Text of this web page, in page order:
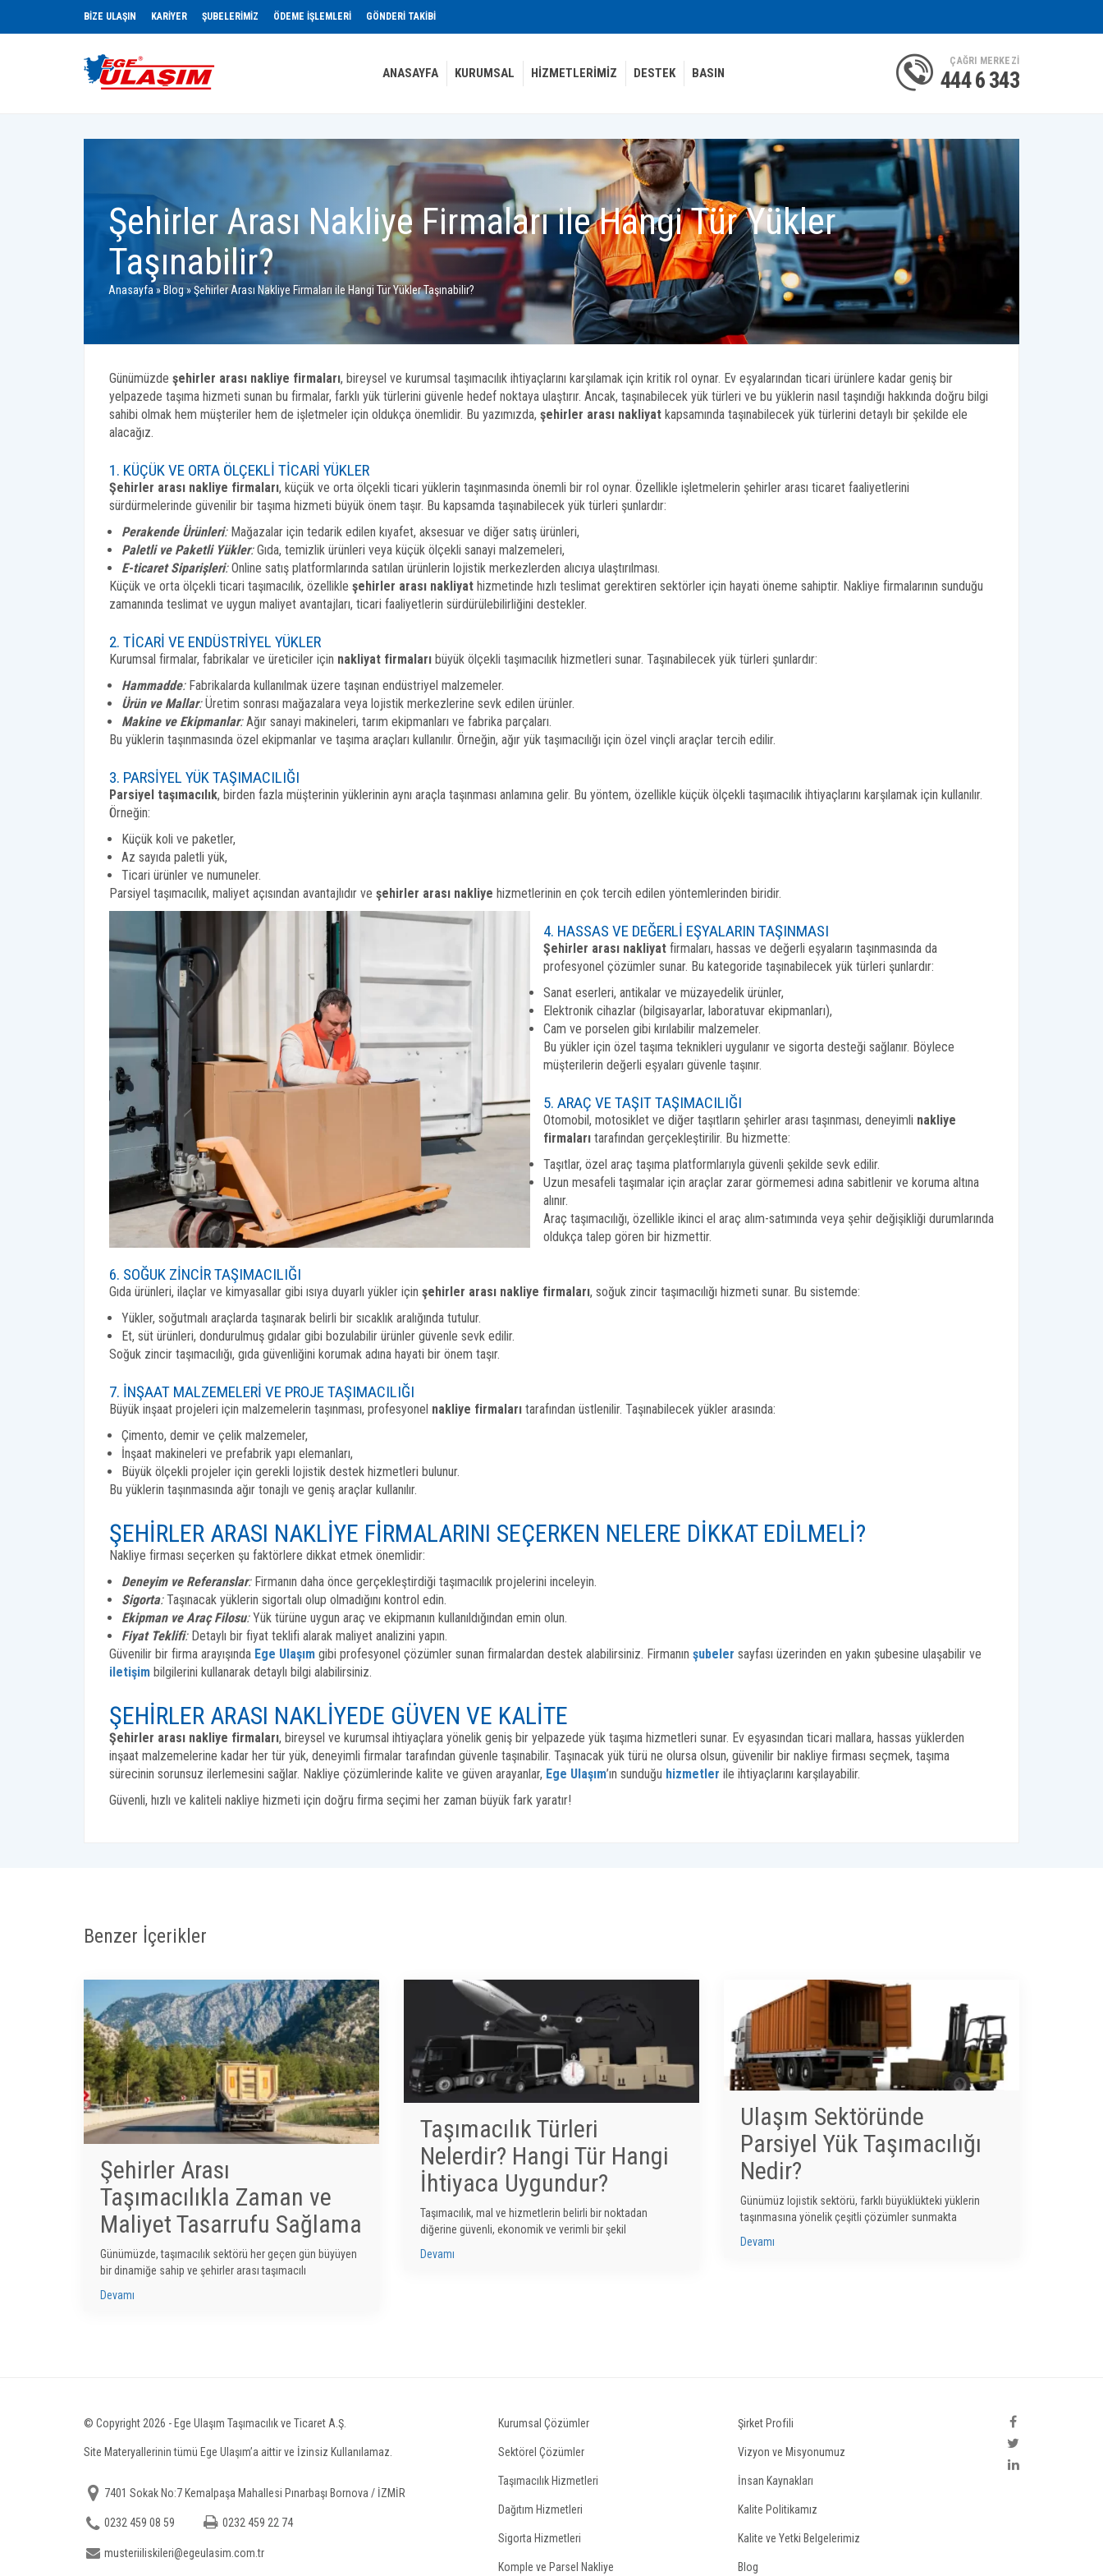
BİZE ULAŞIN KARİYER ŞUBELERIMIZ ÖDEME İŞLEMLERI GÖNDERI TAKIBI
ÇAĞRI MERKEZİ
444 6 343
ANASAYFA KURUMSAL HIZMETLERIMIZ DESTEK BASIN
Şehirler Arası Nakliye Firmaları ile Hangi Tür Yükler
Taşınabilir?
Anasayfa »Blog»Şehirler Arası Nakliye Firmaları ile Hangi Tür Yükler Taşınabilir?
Günümüzde şehirler arası nakliye firmaları, bireysel ve kurumsal taşımacılık ihtiyaçlarını karşılamak için kritik rol oynar. Ev eşyalarından ticari ürünlere kadar geniş bir
yelpazede taşıma hizmeti sunan bu firmalar, farklı yük türlerini güvenle hedef noktaya ulaştırır. Ancak, taşınabilecek yük türleri ve bu yüklerin nasıl taşındığı hakkında doğru bilgi
sahibi olmak hem müşteriler hem de işletmeler için oldukça önemlidir. Bu yazımızda, şehirler arası nakliyat kapsamında taşınabilecek yük türlerini detaylı bir şekilde ele
alacağız.
1. KÜÇÜK VE ORTA ÖLÇEKLI TICARI YÜKLER
Şehirler arası nakliye firmaları, küçük ve orta ölçekli ticari yüklerin taşınmasında önemli bir rol oynar. Özellikle işletmelerin şehirler arası ticaret faaliyetlerini
sürdürmelerinde güvenilir bir taşıma hizmeti büyük önem taşır. Bu kapsamda taşınabilecek yük türleri şunlardır:
Perakende Ürünleri: Mağazalar için tedarik edilen kıyafet, aksesuar ve diğer satış ürünleri,
Paletli ve Paketli Yükler:Gıda, temizlik ürünleri veya küçük ölçekli sanayi malzemeleri,
E-ticaret Siparişleri:Online satış platformlarında satılan ürünlerin lojistik merkezlerden alıcıya ulaştırılması.
Küçük ve orta ölçekli ticari taşımacılık, özellikle şehirler arası nakliyat hizmetinde hızlı teslimat gerektiren sektörler için hayati öneme sahiptir. Nakliye firmalarının sunduğu
zamanında teslimat ve uygun maliyet avantajları, ticari faaliyetlerin sürdürülebilirliğini destekler.
2. TICARI VE ENDÜSTRIYEL YÜKLER
Kurumsal firmalar, fabrikalar ve üreticiler için nakliyat firmaları büyük ölçekli taşımacılık hizmetleri sunar. Taşınabilecek yük türleri şunlardır:
Hammadde: Fabrikalarda kullanılmak üzere taşınan endüstriyel malzemeler.
Ürün ve Mallar:Üretim sonrası mağazalara veya lojistik merkezlerine sevk edilen ürünler.
Makine ve Ekipmanlar:Ağır sanayi makineleri, tarım ekipmanları ve fabrika parçaları.
Bu yüklerin taşınmasında özel ekipmanlar ve taşıma araçları kullanılır. Örneğin, ağır yük taşımacılığı için özel vinçli araçlar tercih edilir.
3. PARSIYEL YÜK TAŞIMACILIĞI
Parsiyel taşımacılık, birden fazla müşterinin yüklerinin aynı araçla taşınması anlamına gelir. Bu yöntem, özellikle küçük ölçekli taşımacılık ihtiyaçlarını karşılamak için kullanılır.
Örneğin:
Küçük koli ve paketler,
Az sayıda paletli yük,
Ticari ürünler ve numuneler.
Parsiyel taşımacılık, maliyet açısından avantajlıdır ve şehirler arası nakliye hizmetlerinin en çok tercih edilen yöntemlerinden biridir.
4. HASSAS VE DEĞERLI EŞYALARIN TAŞINMASI
Şehirler arası nakliyat firmaları, hassas ve değerli eşyaların taşınmasında da
profesyonel çözümler sunar. Bu kategoride taşınabilecek yük türleri şunlardır:
Sanat eserleri, antikalar ve müzayedelik ürünler,
Elektronik cihazlar (bilgisayarlar, laboratuvar ekipmanları),
Cam ve porselen gibi kırılabilir malzemeler.
Bu yükler için özel taşıma teknikleri uygulanır ve sigorta desteği sağlanır. Böylece
müşterilerin değerli eşyaları güvenle taşınır.
5. ARAÇ VE TAŞIT TAŞIMACILIĞI
Otomobil, motosiklet ve diğer taşıtların şehirler arası taşınması, deneyimli nakliye
firmaları tarafından gerçekleştirilir. Bu hizmette:
Taşıtlar, özel araç taşıma platformlarıyla güvenli şekilde sevk edilir.
Uzun mesafeli taşımalar için araçlar zarar görmemesi adına sabitlenir ve koruma altına
alınır.
Araç taşımacılığı, özellikle ikinci el araç alım-satımında veya şehir değişikliği durumlarında
oldukça talep gören bir hizmettir.
6. SOĞUK ZINCIR TAŞIMACILIĞI
Gıda ürünleri, ilaçlar ve kimyasallar gibi ısıya duyarlı yükler için şehirler arası nakliye firmaları, soğuk zincir taşımacılığı hizmeti sunar. Bu sistemde:
Yükler, soğutmalı araçlarda taşınarak belirli bir sıcaklık aralığında tutulur.
Et, süt ürünleri, dondurulmuş gıdalar gibi bozulabilir ürünler güvenle sevk edilir.
Soğuk zincir taşımacılığı, gıda güvenliğini korumak adına hayati bir önem taşır.
7. İNŞAAT MALZEMELERI VE PROJE TAŞIMACILIĞI
Büyük inşaat projeleri için malzemelerin taşınması, profesyonel nakliye firmaları tarafından üstlenilir. Taşınabilecek yükler arasında:
Çimento, demir ve çelik malzemeler,
İnşaat makineleri ve prefabrik yapı elemanları,
Büyük ölçekli projeler için gerekli lojistik destek hizmetleri bulunur.
Bu yüklerin taşınmasında ağır tonajlı ve geniş araçlar kullanılır.
ŞEHIRLER ARASI NAKLIYE FIRMALARINI SEÇERKEN NELERE DIKKAT EDILMELI?
Nakliye firması seçerken şu faktörlere dikkat etmek önemlidir:
Deneyim ve Referanslar: Firmanın daha önce gerçekleştirdiği taşımacılık projelerini inceleyin.
Sigorta:Taşınacak yüklerin sigortalı olup olmadığını kontrol edin.
Ekipman ve Araç Filosu:Yük türüne uygun araç ve ekipmanın kullanıldığından emin olun.
Fiyat Teklifi: Detaylı bir fiyat teklifi alarak maliyet analizini yapın.
Güvenilir bir firma arayışında Ege Ulaşım gibi profesyonel çözümler sunan firmalardan destek alabilirsiniz. Firmanın şubeler sayfası üzerinden en yakın şubesine ulaşabilir ve
iletişim bilgilerini kullanarak detaylı bilgi alabilirsiniz.
ŞEHIRLER ARASI NAKLIYEDE GÜVEN VE KALITE
Şehirler arası nakliye firmaları, bireysel ve kurumsal ihtiyaçlara yönelik geniş bir yelpazede yük taşıma hizmetleri sunar. Ev eşyasından ticari mallara, hassas yüklerden
inşaat malzemelerine kadar her tür yük, deneyimli firmalar tarafından güvenle taşınabilir. Taşınacak yük türü ne olursa olsun, güvenilir bir nakliye firması seçmek, taşıma
sürecinin sorunsuz ilerlemesini sağlar. Nakliye çözümlerinde kalite ve güven arayanlar, Ege Ulaşım’ın sunduğu hizmetler ile ihtiyaçlarını karşılayabilir.
Güvenli, hızlı ve kaliteli nakliye hizmeti için doğru firma seçimi her zaman büyük fark yaratır!
Benzer İçerikler
Şehirler Arası
Taşımacılıkla Zaman ve
Maliyet Tasarrufu Sağlama
Günümüzde, taşımacılık sektörü her geçen gün büyüyen
bir dinamiğe sahip ve şehirler arası taşımacılı
Devamı
Taşımacılık Türleri
Nelerdir? Hangi Tür Hangi
İhtiyaca Uygundur?
Taşımacılık, mal ve hizmetlerin belirli bir noktadan
diğerine güvenli, ekonomik ve verimli bir şekil
Devamı
Ulaşım Sektöründe
Parsiyel Yük Taşımacılığı
Nedir?
Günümüz lojistik sektörü, farklı büyüklükteki yüklerin
taşınmasına yönelik çeşitli çözümler sunmakta
Devamı
© Copyright 2026 - Ege Ulaşım Taşımacılık ve Ticaret A.Ş.
Site Materyallerinin tümü Ege Ulaşım’a aittir ve İzinsiz Kullanılamaz.
7401 Sokak No:7 Kemalpaşa Mahallesi Pınarbaşı Bornova / İZMİR
0232 459 08 59 0232 459 22 74
musteriiliskileri@egeulasim.com.tr
Kurumsal Çözümler
Sektörel Çözümler
Taşımacılık Hizmetleri
Dağıtım Hizmetleri
Sigorta Hizmetleri
Komple ve Parsel Nakliye
Şirket Profili
Vizyon ve Misyonumuz
İnsan Kaynakları
Kalite Politikamız
Kalite ve Yetki Belgelerimiz
Blog